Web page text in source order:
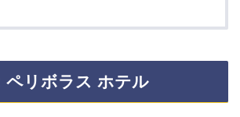
ペリボラス ホテル